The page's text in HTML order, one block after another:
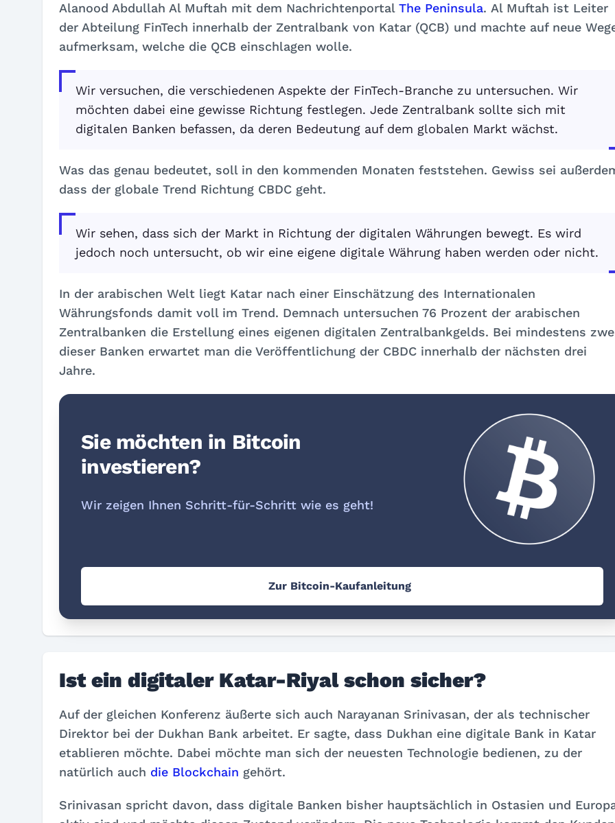
Alanood Abdullah Al Muftah mit dem Nachrichtenportal The Peninsula. Al Muftah ist Leiter
der Abteilung FinTech innerhalb der Zentralbank von Katar (QCB) und machte auf neue
aufmerksam, welche die QCB einschlagen wolle.
Wir versuchen, die verschiedenen Aspekte der FinTech-Branche zu untersuchen. Wir
möchten dabei eine gewisse Richtung festlegen. Jede Zentralbank sollte sich mit
digitalen Banken befassen, da deren Bedeutung auf dem globalen Markt wächst.
Was das genau bedeutet, soll in den kommenden Monaten feststehen. Gewiss sei
dass der globale Trend Richtung CBDC geht.
Wir sehen, dass sich der Markt in Richtung der digitalen Währungen bewegt. Es wird
jedoch noch untersucht, ob wir eine eigene digitale Währung haben werden oder nicht.
In der arabischen Welt liegt Katar nach einer Einschätzung des Internationalen
Währungsfonds damit voll im Trend. Demnach untersuchen 76 Prozent der arabischen
Zentralbanken die Erstellung eines eigenen digitalen Zentralbankgelds. Bei mindestens
dieser Banken erwartet man die Veröffentlichung der CBDC innerhalb der nächsten drei
Jahre.
Sie möchten in Bitcoin
investieren?
Wir zeigen Ihnen Schritt-für-Schritt wie es geht!
Zur Bitcoin-Kaufanleitung
Ist ein digitaler Katar-Riyal schon sicher?
Auf der gleichen Konferenz äußerte sich auch Narayanan Srinivasan, der als technischer
Direktor bei der Dukhan Bank arbeitet. Er sagte, dass Dukhan eine digitale Bank in Katar
etablieren möchte. Dabei möchte man sich der neuesten Technologie bedienen, zu der
natürlich auch die Blockchain gehört.
Srinivasan spricht davon, dass digitale Banken bisher hauptsächlich in Ostasien und